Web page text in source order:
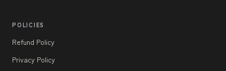
POLICIES
Refund Policy
Privacy Policy